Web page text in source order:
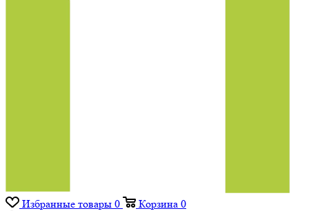
Избранные товары 0 Корзина 0